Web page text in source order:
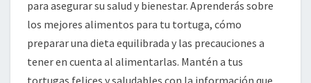
para asegurar su salud y bienestar. Aprenderás sobre
los mejores alimentos para tu tortuga, cómo
preparar una dieta equilibrada y las precauciones a
tener en cuenta al alimentarlas. Mantén a tus